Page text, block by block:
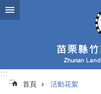
跳到主要內容區塊
:::
:::
首頁 活動花絮